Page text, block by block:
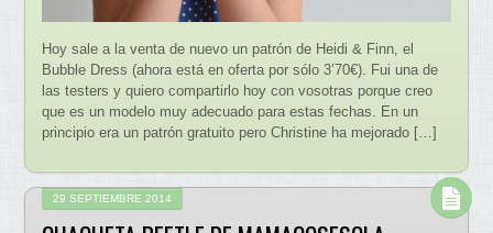
Hoy sale a la venta de nuevo un patrón de Heidi & Finn, el
Bubble Dress (ahora está en oferta por sólo 3’70€). Fui una de
las testers y quiero compartirlo hoy con vosotras porque creo
que es un modelo muy adecuado para estas fechas. En un
principio era un patrón gratuito pero Christine ha mejorado […]
29 SEPTIEMBRE 2014